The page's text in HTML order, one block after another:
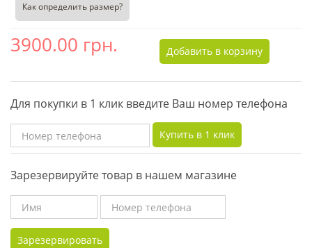
Как определить размер?
3900.00 грн. Добавить в корзину
Для покупки в 1 клик введите Ваш номер телефона
Купить в 1 клик
Зарезервируйте товар в нашем магазине
Зарезервировать